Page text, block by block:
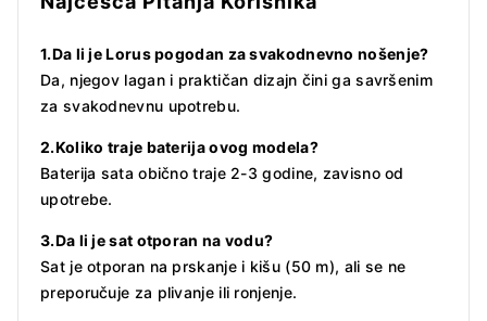
1.Da li je Lorus pogodan za svakodnevno nošenje?
Da, njegov lagan i praktičan dizajn čini ga savršenim
za svakodnevnu upotrebu.
2.Koliko traje baterija ovog modela?
Baterija sata obično traje 2-3 godine, zavisno od
upotrebe.
3.Da li je sat otporan na vodu?
Sat je otporan na prskanje i kišu (50 m), ali se ne
preporučuje za plivanje ili ronjenje.